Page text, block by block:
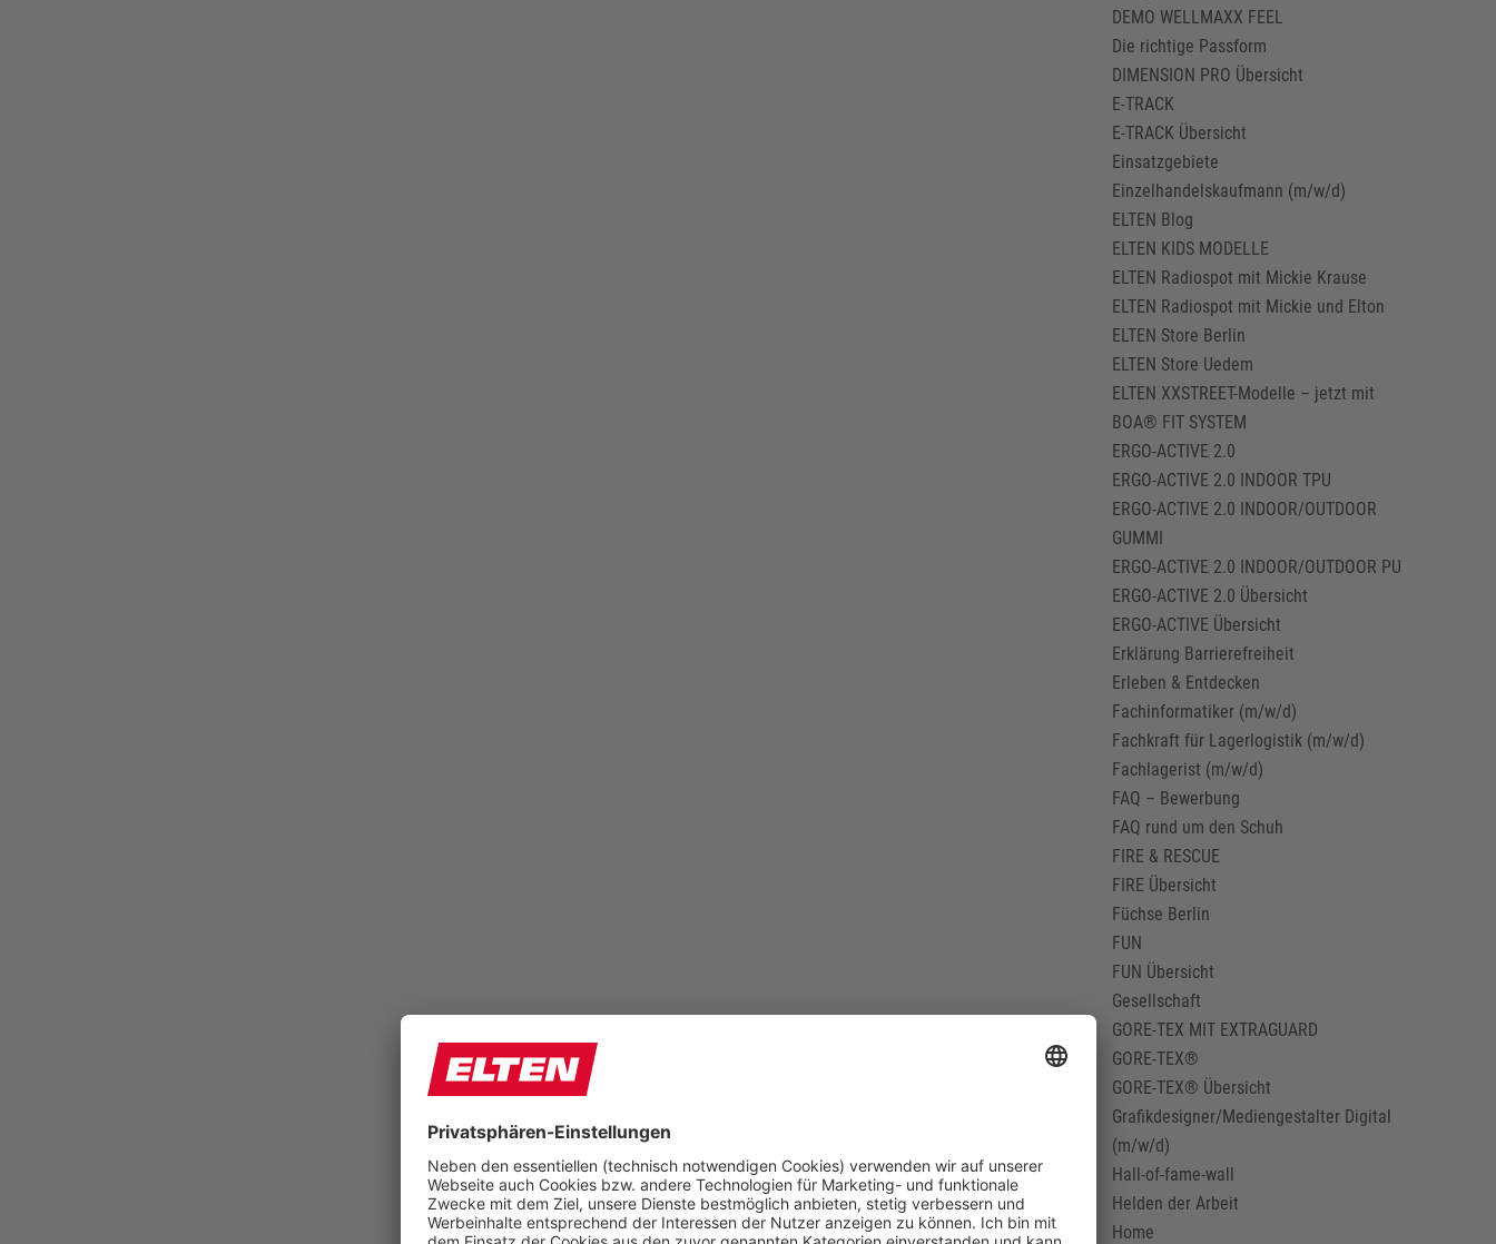
DEMO WELLMAXX FEEL
Die richtige Passform
DIMENSION PRO Übersicht
E-TRACK
E-TRACK Übersicht
Einsatzgebiete
Einzelhandelskaufmann (m/w/d)
ELTEN Blog
ELTEN KIDS MODELLE
ELTEN Radiospot mit Mickie Krause
ELTEN Radiospot mit Mickie und Elton
ELTEN Store Berlin
ELTEN Store Uedem
ELTEN XXSTREET-Modelle – jetzt mit
BOA® FIT SYSTEM
ERGO-ACTIVE 2.0
ERGO-ACTIVE 2.0 INDOOR TPU
ERGO-ACTIVE 2.0 INDOOR/OUTDOOR
GUMMI
ERGO-ACTIVE 2.0 INDOOR/OUTDOOR PU
ERGO-ACTIVE 2.0 Übersicht
ERGO-ACTIVE Übersicht
Erklärung Barrierefreiheit
Erleben & Entdecken
Fachinformatiker (m/w/d)
Fachkraft für Lagerlogistik (m/w/d)
Fachlagerist (m/w/d)
FAQ – Bewerbung
FAQ rund um den Schuh
FIRE & RESCUE
FIRE Übersicht
Füchse Berlin
FUN
FUN Übersicht
Gesellschaft
GORE-TEX MIT EXTRAGUARD
GORE-TEX®
GORE-TEX® Übersicht
Grafikdesigner/Mediengestalter Digital
(m/w/d)
Hall-of-fame-wall
Helden der Arbeit
Home